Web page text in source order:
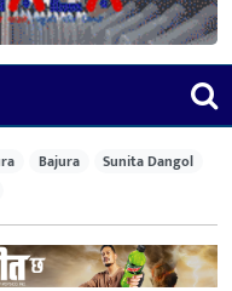
Bajura
Sunita Dangol